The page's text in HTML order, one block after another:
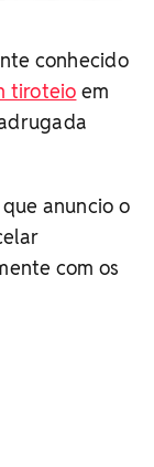
conhecido
tiroteio em
anuncio o
com os